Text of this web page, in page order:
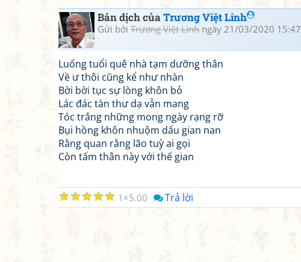
Bản dịch củaTrương Việt Linh
Gửi bởi Trương Việt Linh ngày 21/03/2020 15:47
Luống tuổi quê nhà tạm dưỡng thân
Về ư thôi cũng kể như nhàn
Bời bời tục sự lòng khôn bỏ
Lác đác tàn thư dạ vẫn mang
Tóc trắng những mong ngày rạng rỡ
Bụi hồng khôn nhuộm dấu gian nan
Rằng quan rằng lão tuỳ ai gọi
Còn tấm thân này với thế gian
☆
☆
☆
☆
☆ 1 5.00 Trả lời